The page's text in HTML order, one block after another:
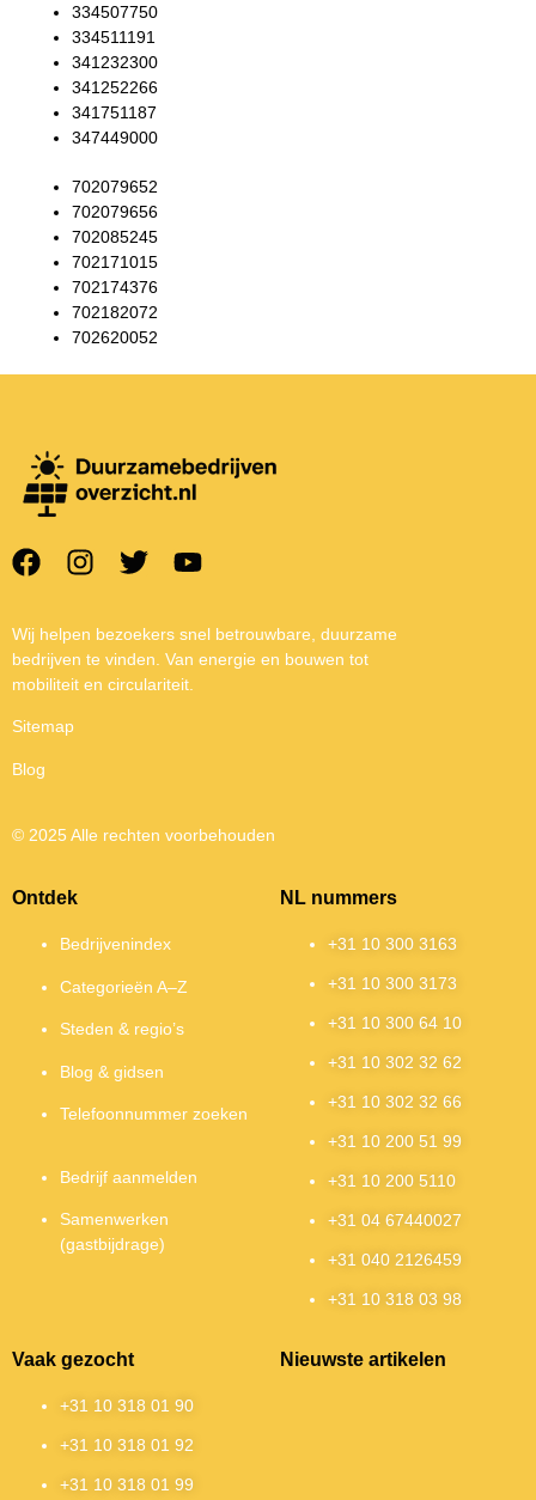
334507750
334511191
341232300
341252266
341751187
347449000
702079652
702079656
702085245
702171015
702174376
702182072
702620052
Wij helpen bezoekers snel betrouwbare, duurzame
bedrijven te vinden. Van energie en bouwen tot
mobiliteit en circulariteit.
Sitemap
Blog
© 2025 Alle rechten voorbehouden
Ontdek
Bedrijvenindex
Categorieën A–Z
Steden & regio’s
Blog & gidsen
Telefoonnummer zoeken
Bedrijf aanmelden
Samenwerken
(gastbijdrage)
NL nummers
+31 10 300 3163
+31 10 300 3173
+31 10 300 64 10
+31 10 302 32 62
+31 10 302 32 66
+31 10 200 51 99
+31 10 200 5110
+31 04 67440027
+31 040 2126459
+31 10 318 03 98
Vaak gezocht
+31 10 318 01 90
+31 10 318 01 92
+31 10 318 01 99
Nieuwste artikelen